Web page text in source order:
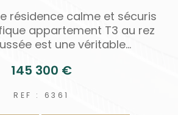
résidence calme et sécuris
appartement T3 au rez
est une véritable...
145 300 €
REF : 6361